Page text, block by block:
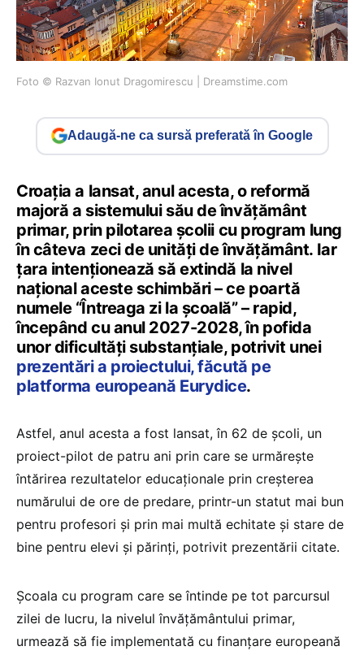
Foto © Razvan Ionut Dragomirescu | Dreamstime.com
Adaugă-ne ca sursă preferată în Google
Croația a lansat, anul acesta, o reformă
majoră a sistemului său de învățământ
primar, prin pilotarea școlii cu program lung
în câteva zeci de unități de învățământ. Iar
țara intenționează să extindă la nivel
național aceste schimbări – ce poartă
numele “Întreaga zi la școală” – rapid,
începând cu anul 2027-2028, în pofida
unor dificultăți substanțiale, potrivit unei
prezentări a proiectului, făcută pe
platforma europeană Eurydice.
Astfel, anul acesta a fost lansat, în 62 de școli, un
proiect-pilot de patru ani prin care se urmărește
întărirea rezultatelor educaționale prin creșterea
numărului de ore de predare, printr-un statut mai bun
pentru profesori și prin mai multă echitate și stare de
bine pentru elevi și părinți, potrivit prezentării citate.
Școala cu program care se întinde pe tot parcursul
zilei de lucru, la nivelul învățământului primar,
urmează să fie implementată cu finanțare europeană